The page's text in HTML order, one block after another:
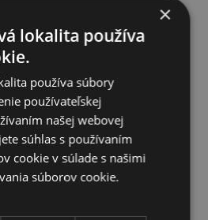
×
lokalita používa
používa súbory
používateľskej
našej webovej
súhlas s používaním
cookie v súlade s našimi
súborov cookie.